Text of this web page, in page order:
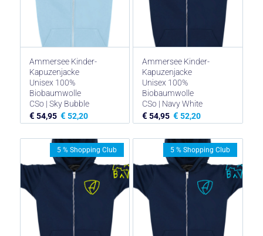
Ammersee Kinder-
Kapuzenjacke
Unisex 100%
Biobaumwolle
CSo | Sky Bubble
€ 54,95 € 52,20
Ammersee Kinder-
Kapuzenjacke
Unisex 100%
Biobaumwolle
CSo | Navy White
€ 54,95 € 52,20
5 % Shopping Club 5 % Shopping Club